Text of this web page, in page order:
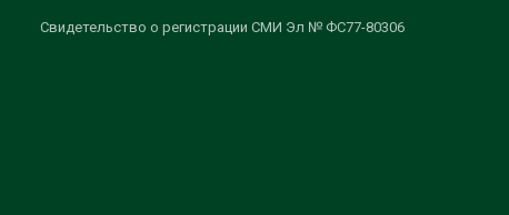
Свидетельство о регистрации СМИ Эл № ФС77-80306